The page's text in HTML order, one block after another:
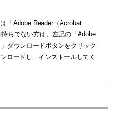
「Adobe Reader（Acrobat
ちでない方は、左記の「Adobe
ダウンロードボタンをクリック
ロードし、インストールしてく